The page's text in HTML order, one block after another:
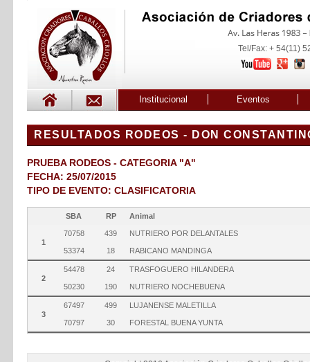
Tel/Fax: + 54(11)
Institucional Eventos
RESULTADOS RODEOS - DON
PRUEBA RODEOS - CATEGORIA "A"
FECHA: 25/07/2015
TIPO DE EVENTO: CLASIFICATORIA
SBA RP Animal
1
70758 439 NUTRIERO POR DELANTALES
53374 18 RABICANO MANDINGA
2
54478 24 TRASFOGUERO HILANDERA
50230 190 NUTRIERO NOCHEBUENA
3
67497 499 LUJANENSE MALETILLA
70797 30 FORESTAL BUENA YUNTA